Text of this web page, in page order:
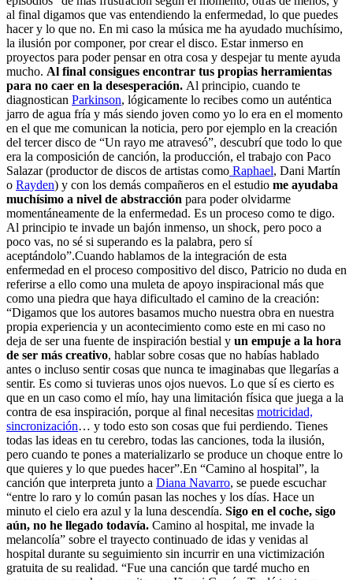
al final digamos que vas entendiendo la enfermedad, lo que puedes
hacer y lo que no. En mi caso la música me ha ayudado muchísimo,
la ilusión por componer, por crear el disco. Estar inmerso en
proyectos para poder pensar en otra cosa y despejar tu mente ayuda
mucho. Al final consigues encontrar tus propias herramientas
para no caer en la desesperación. Al principio, cuando te
diagnostican Parkinson, lógicamente lo recibes como un auténtica
jarro de agua fría y más siendo joven como yo lo era en el momento
en el que me comunican la noticia, pero por ejemplo en la creación
del tercer disco de “Un rayo me atravesó”, descubrí que todo lo que
era la composición de canción, la producción, el trabajo con Paco
Salazar (productor de discos de artistas como Raphael, Dani Martín
o Rayden) y con los demás compañeros en el estudio me ayudaba
muchísimo a nivel de abstracción para poder olvidarme
momentáneamente de la enfermedad. Es un proceso como te digo.
Al principio te invade un bajón inmenso, un shock, pero poco a
poco vas, no sé si superando es la palabra, pero sí
aceptándolo”.Cuando hablamos de la integración de esta
enfermedad en el proceso compositivo del disco, Patricio no duda en
referirse a ello como una muleta de apoyo inspiracional más que
como una piedra que haya dificultado el camino de la creación:
“Digamos que los autores basamos mucho nuestra obra en nuestra
propia experiencia y un acontecimiento como este en mi caso no
deja de ser una fuente de inspiración bestial y un empuje a la hora
de ser más creativo, hablar sobre cosas que no habías hablado
antes o incluso sentir cosas que nunca te imaginabas que llegarías a
sentir. Es como si tuvieras unos ojos nuevos. Lo que sí es cierto es
que en un caso como el mío, hay una limitación física que juega a la
contra de esa inspiración, porque al final necesitas motricidad,
sincronización… y todo esto son cosas que fui perdiendo. Tienes
todas las ideas en tu cerebro, todas las canciones, toda la ilusión,
pero cuando te pones a materializarlo se produce un choque entre lo
que quieres y lo que puedes hacer”.En “Camino al hospital”, la
canción que interpreta junto a Diana Navarro, se puede escuchar
“entre lo raro y lo común pasan las noches y los días. Hace un
minuto el cielo era azul y la luna descendía. Sigo en el coche, sigo
aún, no he llegado todavía. Camino al hospital, me invade la
melancolía” sobre el trayecto continuado de idas y venidas al
hospital durante su seguimiento sin incurrir en una victimización
gratuita de su realidad. “Fue una canción que tardé mucho en